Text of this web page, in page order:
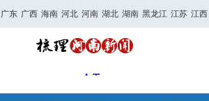
广东 广西 海南 河北 河南 湖北 湖南 黑龙江 江苏 江西